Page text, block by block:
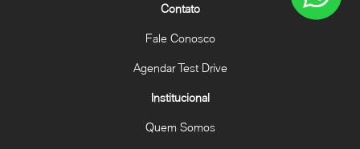
Contato
Fale Conosco
Agendar Test Drive
Institucional
Quem Somos